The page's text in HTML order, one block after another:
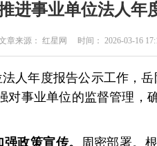
进事业单位法人年
章来源： 红星网 时间： 2026-03-16
人年度报告公示工作，岳
对事业单位的监督管理，
政策宣传。
周密部署。